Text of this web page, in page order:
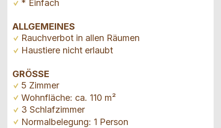
* Einfach
ALLGEMEINES
Rauchverbot in allen Räumen
Haustiere nicht erlaubt
GRÖSSE
5 Zimmer
Wohnfläche: ca. 110 m²
3 Schlafzimmer
Normalbelegung: 1 Person